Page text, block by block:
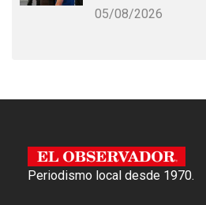
05/08/2026
Periodismo local desde 1970.